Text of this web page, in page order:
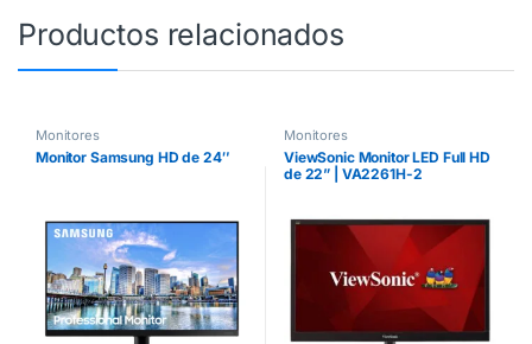
Productos relacionados
Monitores
Monitor Samsung HD de 24″
Monitores
ViewSonic Monitor LED Full HD
de 22” | VA2261H-2